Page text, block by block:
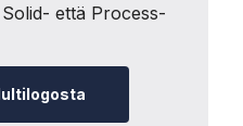
että Process-